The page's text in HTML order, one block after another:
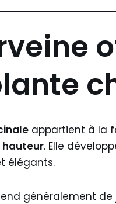
appartient à la
. Elle
élégants.
généralement de